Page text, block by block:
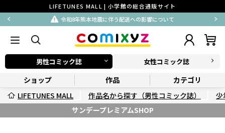
LIFETUNES MALL | 小学館の総合通販サイト
令和8年熊本地震に伴う配送への影響について
男性コミック誌 女性コミック誌
ショップ 作品
カテゴリ
LIFETUNES MALL
作品名から探す（男性コミック誌）
少
サンデープレミアムSHOP